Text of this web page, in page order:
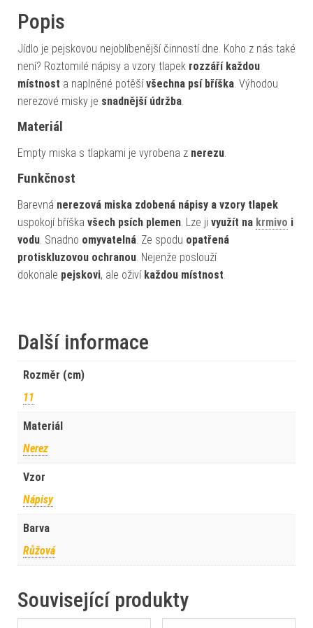
Popis
Jídlo je pejskovou nejoblíbenější činností dne. Koho z nás také
není? Roztomilé nápisy a vzory tlapek rozzáří každou
místnost a naplněné potěšívšechna psí bříška. Výhodou
nerezové misky je snadnější údržba.
Materiál
Empty miska s tlapkami je vyrobena z nerezu.
Funkčnost
Barevná nerezová miska zdobená nápisy a vzory tlapek
uspokojí bříška všech psích plemen. Lze ji využít na krmivo i
vodu. Snadno omyvatelná. Ze spodu opatřená
protiskluzovou ochranou. Nejenže poslouží
dokonale pejskovi, ale oživí každou místnost.
Další informace
Rozměr (cm)
11
Materiál
Nerez
Vzor
Nápisy
Barva
Růžová
Související produkty